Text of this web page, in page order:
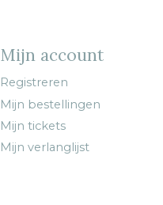
Mijn account
Registreren
Mijn bestellingen
Mijn tickets
Mijn verlanglijst